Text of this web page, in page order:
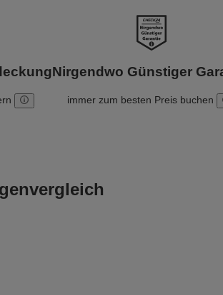
Nirgendwo Günstiger
immer zum besten Preis buchen